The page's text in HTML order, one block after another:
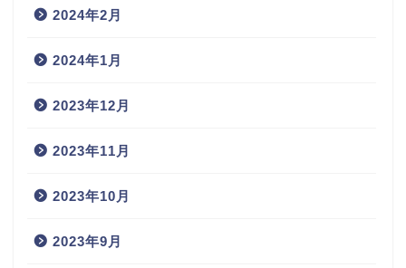
2024年2月
2024年1月
2023年12月
2023年11月
2023年10月
2023年9月